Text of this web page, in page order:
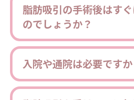
脂肪吸引の手術後はす
のでしょうか？
入院や通院は必要ですか